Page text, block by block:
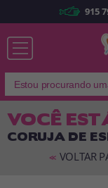
Lembrar-me
915
VOCÊ
CORUJA DE
<< VOLTAR